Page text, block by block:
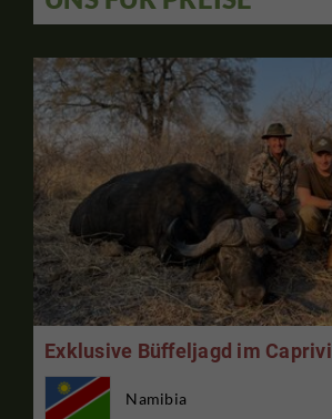
Exklusive Büffeljagd im Caprivi
Namibia